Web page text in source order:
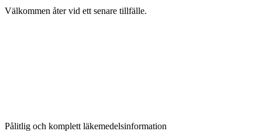
Välkommen åter vid ett senare tillfälle.
Pålitlig och komplett läkemedelsinformation